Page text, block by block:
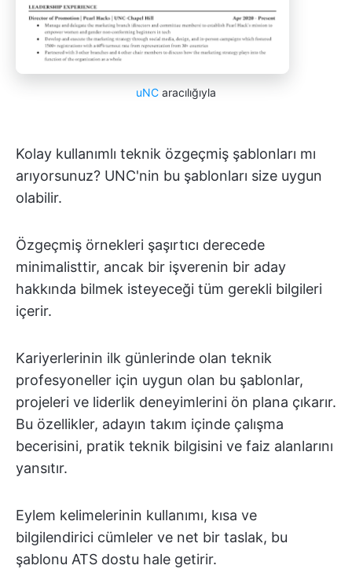
uNC aracılığıyla
Kolay kullanımlı teknik özgeçmiş şablonları mı
arıyorsunuz? UNC'nin bu şablonları size uygun
olabilir.
Özgeçmiş örnekleri şaşırtıcı derecede
minimalisttir, ancak bir işverenin bir aday
hakkında bilmek isteyeceği tüm gerekli bilgileri
içerir.
Kariyerlerinin ilk günlerinde olan teknik
profesyoneller için uygun olan bu şablonlar,
projeleri ve liderlik deneyimlerini ön plana çıkarır.
Bu özellikler, adayın takım içinde çalışma
becerisini, pratik teknik bilgisini ve faiz alanlarını
yansıtır.
Eylem kelimelerinin kullanımı, kısa ve
bilgilendirici cümleler ve net bir taslak, bu
şablonu ATS dostu hale getirir.